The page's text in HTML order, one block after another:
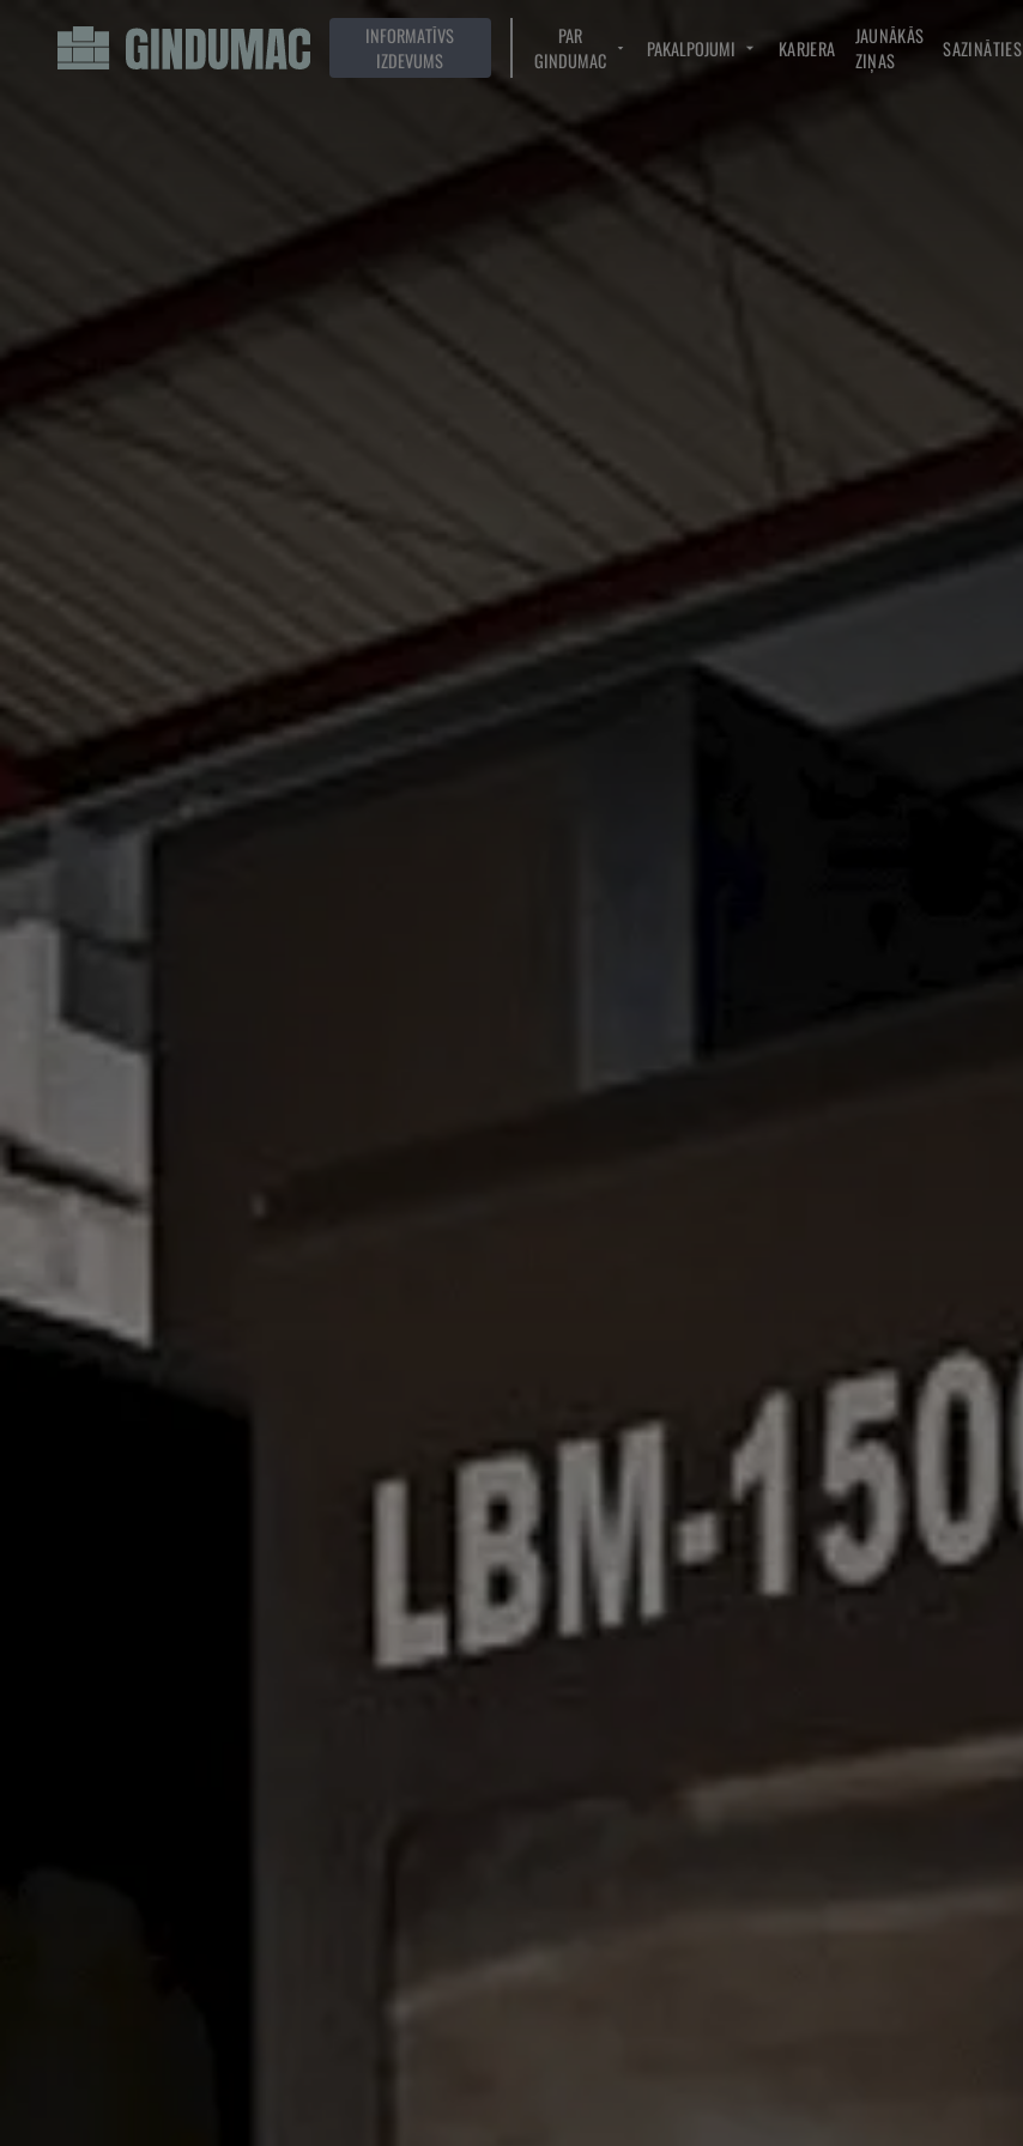
INFORMATĪVS
IZDEVUMS
PAR
GINDUMAC
PAKALPOJUMI KARJERA
JAUNĀKĀS
ZIŅAS
SAZINĀTIES